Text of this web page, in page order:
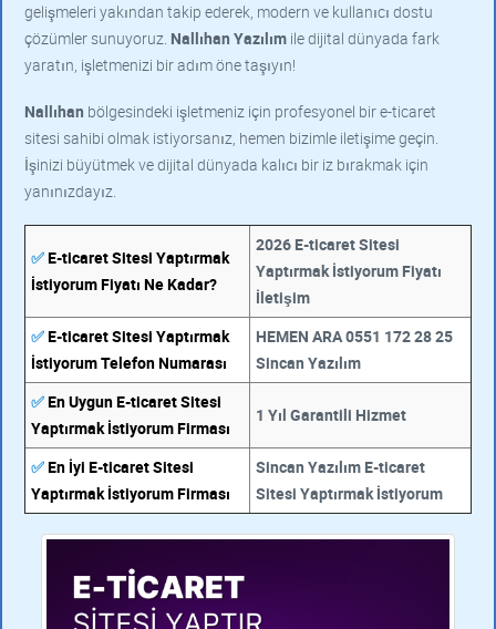
gelişmeleri yakından takip ederek, modern ve kullanıcı dostu
çözümler sunuyoruz. Nallıhan Yazılım ile dijital dünyada fark
yaratın, işletmenizi bir adım öne taşıyın!
Nallıhan bölgesindeki işletmeniz için profesyonel bir e-ticaret
sitesi sahibi olmak istiyorsanız, hemen bizimle iletişime geçin.
İşinizi büyütmek ve dijital dünyada kalıcı bir iz bırakmak için
yanınızdayız.
✅E-ticaret Sitesi Yaptırmak
İstiyorum Fiyatı Ne Kadar?
2026 E-ticaret Sitesi
Yaptırmak İstiyorum Fiyatı
İletişim
✅E-ticaret Sitesi Yaptırmak
İstiyorum Telefon Numarası
HEMEN ARA 0551 172 28 25
Sincan Yazılım
✅En Uygun E-ticaret Sitesi
Yaptırmak İstiyorum Firması
1 Yıl Garantili Hizmet
✅En İyi E-ticaret Sitesi
Yaptırmak İstiyorum Firması
Sincan Yazılım E-ticaret
Sitesi Yaptırmak İstiyorum